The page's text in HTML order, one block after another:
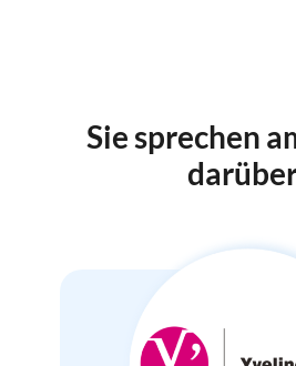
Sie sprechen